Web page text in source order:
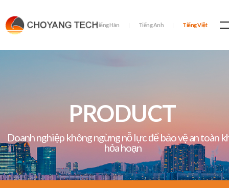
Tiếng Hàn Tiếng Anh Tiếng Việt
PRODUCT
Doanh nghiệp không ngừng nỗ lực để bảo vệ an toàn
hỏa hoạn